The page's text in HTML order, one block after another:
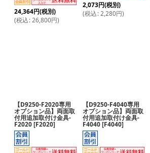
24,364円(税別)
(税込:26,800円)
2,073円(税別)
(税込: 2,280円)
【D9250-F2020専用
オプション品】両面取
付用追加取付け金具-
F2020[F2020]
【D9250-F4040専用
オプション品】両面取
付用追加取付け金具-
F4040 [F4040]